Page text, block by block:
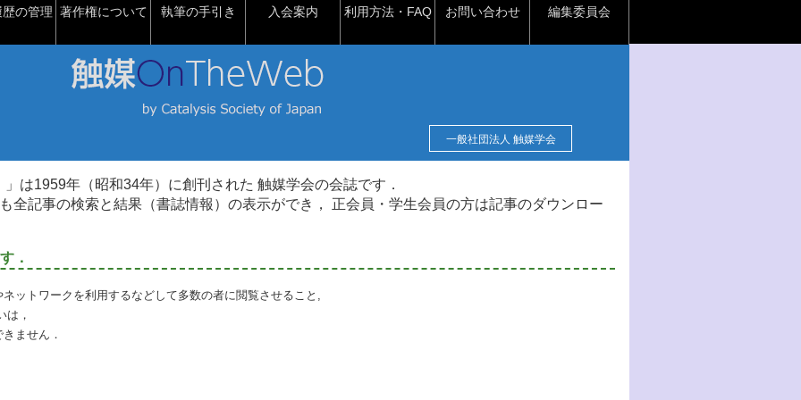
の管理 著作権について 執筆の手引き 入会案内 利用方法・FAQ お問い合わせ 編集委員会
一般社団法人 触媒学会
は1959年（昭和34年）に創刊された 触媒学会の会誌です．
全記事の検索と結果（書誌情報）の表示ができ， 正会員・学生会員の方は記事のダウンロー
．
ットワークを利用するなどして多数の者に閲覧させること,
は，
ません．